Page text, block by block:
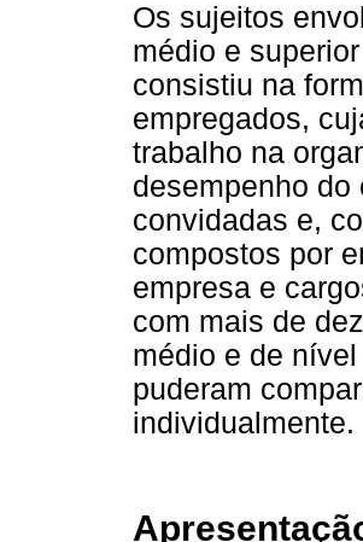
Os sujeitos
médio e
consistiu na
empregados,
trabalho na
desempenho
convidadas e,
compostos por
empresa e
com mais de
médio e de
puderam
individualmente.